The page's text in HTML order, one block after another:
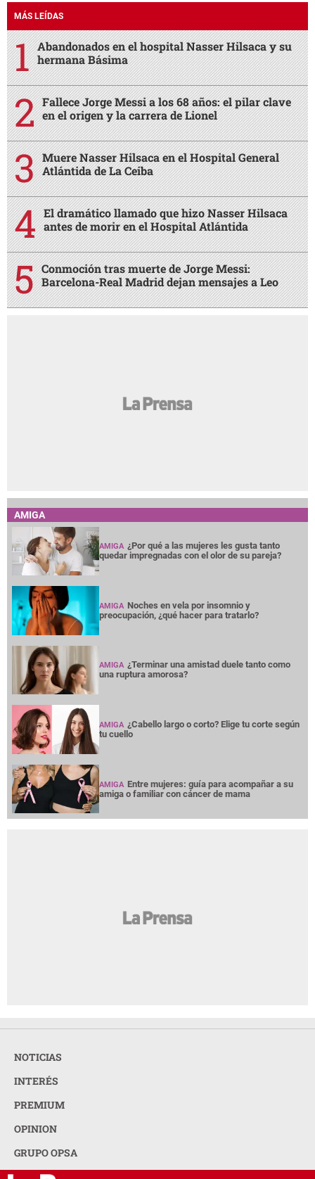
MÁS LEÍDAS
Abandonados en el hospital Nasser Hilsaca y su
hermana Básima
Fallece Jorge Messi a los 68 años: el pilar clave
en el origen y la carrera de Lionel
Muere Nasser Hilsaca en el Hospital General
Atlántida de La Ceiba
El dramático llamado que hizo Nasser Hilsaca
antes de morir en el Hospital Atlántida
Conmoción tras muerte de Jorge Messi:
Barcelona-Real Madrid dejan mensajes a Leo
AMIGA
AMIGA ¿Por qué a las mujeres les gusta tanto
quedar impregnadas con el olor de su pareja?
AMIGA Noches en vela por insomnio y
preocupación, ¿qué hacer para tratarlo?
AMIGA ¿Terminar una amistad duele tanto como
una ruptura amorosa?
AMIGA ¿Cabello largo o corto? Elige tu corte según
tu cuello
AMIGA Entre mujeres: guía para acompañar a su
amiga o familiar con cáncer de mama
NOTICIAS
INTERÉS
PREMIUM
OPINION
GRUPO OPSA